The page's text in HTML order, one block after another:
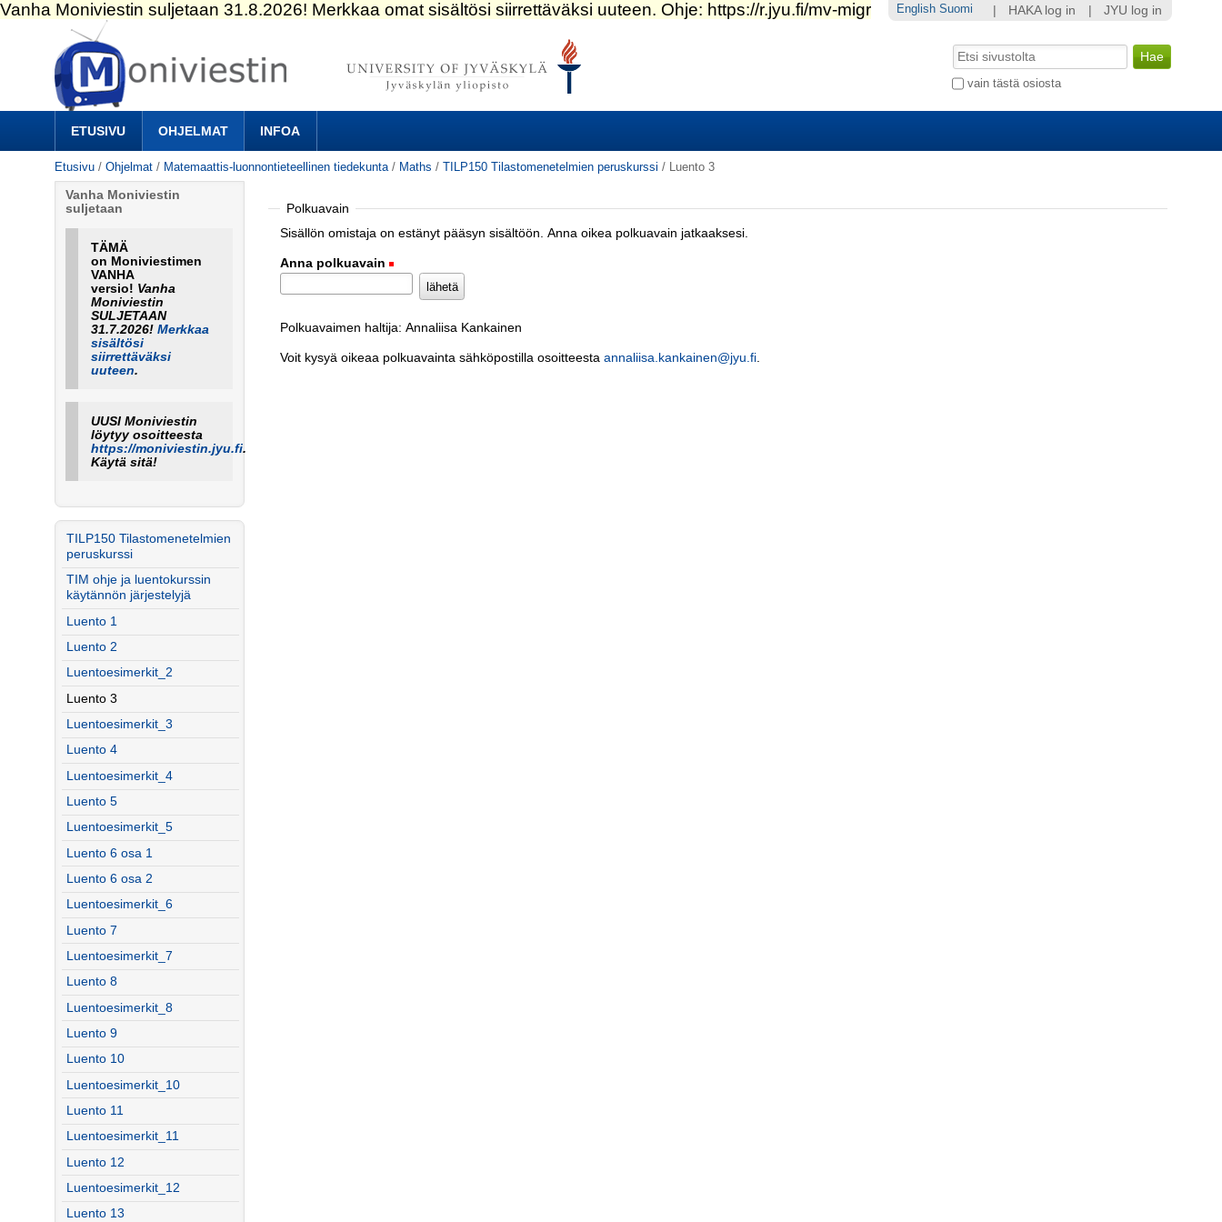
Siirry
sisältöön.
|
Siirry
navigointiin
ETUSIVU OHJELMAT INFOA
Hae
vain tästä osiosta
Laajennettu
Etusivu /Ohjelmat / Matemaattis-luonnontieteellinen tiedekunta / Maths /TILP150 Tilastomenetelmien peruskurssi / Luento 3
Polkuavain
Sisällön omistaja on estänyt pääsyn sisältöön. Anna oikea polkuavain jatkaaksesi.
Anna polkuavain
Polkuavaimen haltija: Annaliisa Kankainen
Voit kysyä oikeaa polkuavainta sähköpostilla osoitteestaannaliisa.kankainen@jyu.fi.
Vanha Moniviestin
suljetaan
TÄMÄ
on Moniviestimen
VANHA
versio! Vanha
Moniviestin
SULJETAAN
31.7.2026! Merkkaa
sisältösi
siirrettäväksi
uuteen.
UUSI Moniviestin
löytyy osoitteesta
https://moniviestin.jyu.fi.
Käytä sitä!
TILP150 Tilastomenetelmien
peruskurssi
TIM ohje ja luentokurssin
käytännön järjestelyjä
Luento 1
Luento 2
Luentoesimerkit_2
Luento 3
Luentoesimerkit_3
Luento 4
Luentoesimerkit_4
Luento 5
Luentoesimerkit_5
Luento 6 osa 1
Luento 6 osa 2
Luentoesimerkit_6
Luento 7
Luentoesimerkit_7
Luento 8
Luentoesimerkit_8
Luento 9
Luento 10
Luentoesimerkit_10
Luento 11
Luentoesimerkit_11
Luento 12
Luentoesimerkit_12
Luento 13
HAKA log in JYU log in
English Suomi